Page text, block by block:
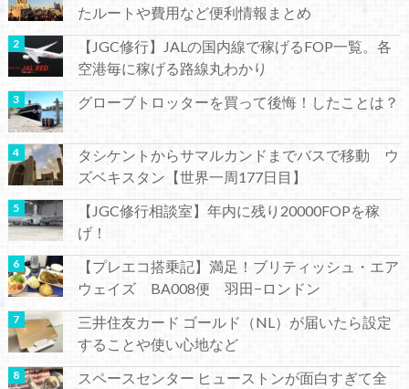
たルートや費用など便利情報まとめ
【JGC修行】JALの国内線で稼げるFOP一覧。各
空港毎に稼げる路線丸わかり
グローブトロッターを買って後悔！したことは？
タシケントからサマルカンドまでバスで移動 ウ
ズベキスタン【世界一周177日目】
【JGC修行相談室】年内に残り20000FOPを稼
げ！
【プレエコ搭乗記】満足！ブリティッシュ・エア
ウェイズ BA008便 羽田−ロンドン
三井住友カード ゴールド（NL）が届いたら設定
することや使い心地など
スペースセンター ヒューストンが面白すぎて全